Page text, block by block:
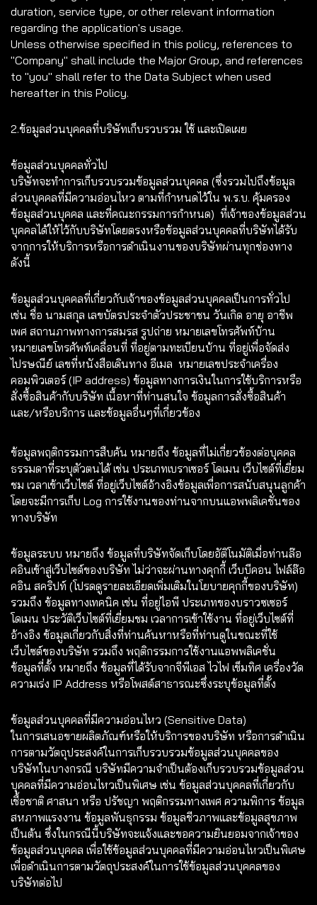
duration, service type, or other relevant information
regarding the application's usage.
Unless otherwise specified in this policy, references to
"Company" shall include the Major Group, and references
to "you" shall refer to the Data Subject when used
hereafter in this Policy.
2.ข้อมูลส่วนบุคคลที่บริษัทเก็บรวบรวม ใช้ และเปิดเผย
ข้อมูลส่วนบุคคลทั่วไป
บริษัทจะทำการเก็บรวบรวมข้อมูลส่วนบุคคล (ซึ่งรวมไปถึงข้อมูล
ส่วนบุคคลที่มีความอ่อนไหว ตามที่กำหนดไว้ใน พ.ร.บ. คุ้มครอง
ข้อมูลส่วนบุคคล และที่คณะกรรมการกำหนด) ที่เจ้าของข้อมูลส่วน
บุคคลได้ให้ไว้กับบริษัทโดยตรงหรือข้อมูลส่วนบุคคลที่บริษัทได้รับ
จากการให้บริการหรือการดำเนินงานของบริษัทผ่านทุกช่องทาง
ดังนี้
ข้อมูลส่วนบุคคลที่เกี่ยวกับเจ้าของข้อมูลส่วนบุคคลเป็นการทั่วไป
เช่น ชื่อ นามสกุล เลขบัตรประจำตัวประชาชน วันเกิด อายุ อาชีพ
เพศ สถานภาพทางการสมรส รูปถ่าย หมายเลขโทรศัพท์บ้าน
หมายเลขโทรศัพท์เคลื่อนที่ ที่อยู่ตามทะเบียนบ้าน ที่อยู่เพื่อจัดส่ง
ไปรษณีย์ เลขที่หนังสือเดินทาง อีเมล หมายเลขประจำเครื่อง
คอมพิวเตอร์ (IP address) ข้อมูลทางการเงินในการใช้บริการหรือ
สั่งซื้อสินค้ากับบริษัท เนื้อหาที่ท่านสนใจ ข้อมูลการสั่งซื้อสินค้า
และ/หรือบริการ และข้อมูลอื่นๆที่เกี่ยวข้อง
ข้อมูลพฤติกรรมการสืบค้น หมายถึง ข้อมูลที่ไม่เกี่ยวข้องต่อบุคคล
ธรรมดาที่ระบุตัวตนได้ เช่น ประเภทเบราเซอร์ โดเมน เว็บไซต์ที่เยี่ยม
ชม เวลาเข้าเว็บไซต์ ที่อยู่เว็บไซต์อ้างอิงข้อมูลเพื่อการสนับสนุนลูกค้า
โดยจะมีการเก็บ Log การใช้งานของท่านจากบนแอพพลิเคชั่นของ
ทางบริษัท
ข้อมูลระบบ หมายถึง ข้อมูลที่บริษัทจัดเก็บโดยอัติโนมัติเมื่อท่านล๊อ
คอินเข้าสู่เว็บไซต์ของบริษัท ไม่ว่าจะผ่านทางคุกกี้ เว็บบีคอน ไฟล์ล๊อ
คอิน สคริปท์ (โปรดดูรายละเอียดเพิ่มเติมในโยบายคุกกี้ของบริษัท)
รวมถึง ข้อมูลทางเทคนิค เช่น ที่อยู่ไอพี ประเภทของบราวซเซอร์
โดเมน ประวัติเว็บไซต์ที่เยี่ยมชม เวลาการเข้าใช้งาน ที่อยู่เว็บไซต์ที่
อ้างอิง ข้อมูลเกี่ยวกับสิ่งที่ท่านค้นหาหรือที่ท่านดูในขณะที่ใช้
เว็บไซต์ของบริษัท รวมถึง พฤติกรรมการใช้งานแอพพลิเคชั่น
ข้อมูลที่ตั้ง หมายถึง ข้อมูลที่ได้รับจากจีพีเอส ไวไฟ เข็มทิศ เครื่องวัด
ความเร่ง IP Address หรือโพสต์สาธารณะซึ่งระบุข้อมูลที่ตั้ง
ข้อมูลส่วนบุคคลที่มีความอ่อนไหว (Sensitive Data)
ในการเสนอขายผลิตภัณฑ์หรือให้บริการของบริษัท หรือการดำเนิน
การตามวัตถุประสงค์ในการเก็บรวบรวมข้อมูลส่วนบุคคลของ
บริษัทในบางกรณี บริษัทมีความจำเป็นต้องเก็บรวบรวมข้อมูลส่วน
บุคคลที่มีความอ่อนไหวเป็นพิเศษ เช่น ข้อมูลส่วนบุคคลที่เกี่ยวกับ
เชื้อชาติ ศาสนา หรือ ปรัชญา พฤติกรรมทางเพศ ความพิการ ข้อมูล
สหภาพแรงงาน ข้อมูลพันธุกรรม ข้อมูลชีวภาพและข้อมูลสุขภาพ
เป็นต้น ซึ่งในกรณีนี้บริษัทจะแจ้งและขอความยินยอมจากเจ้าของ
ข้อมูลส่วนบุคคล เพื่อใช้ข้อมูลส่วนบุคคลที่มีความอ่อนไหวเป็นพิเศษ
เพื่อดำเนินการตามวัตถุประสงค์ในการใช้ข้อมูลส่วนบุคคลของ
บริษัทต่อไป